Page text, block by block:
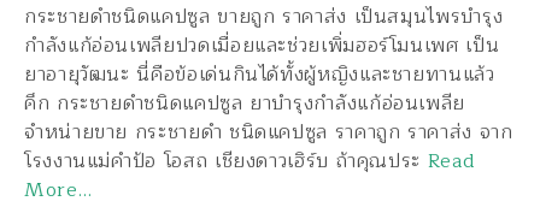
กระชายดำชนิดแคปซูล ขายถูก ราคาส่ง เป็นสมุนไพรบำรุง
กำลังแก้อ่อนเพลียปวดเมื่อยและช่วยเพิ่มฮอร์โมนเพศ เป็น
ยาอายุวัฒนะ นี่คือข้อเด่นกินได้ทั้งผู้หญิงและชายทานแล้ว
คึก กระชายดำชนิดแคปซูล ยาบำรุงกำลังแก้อ่อนเพลีย
จำหน่ายขาย กระชายดำ ชนิดแคปซูล ราคาถูก ราคาส่ง จาก
โรงงานแม่คำป้อ โอสถ เชียงดาวเฮิร์บ ถ้าคุณประ Read
More…